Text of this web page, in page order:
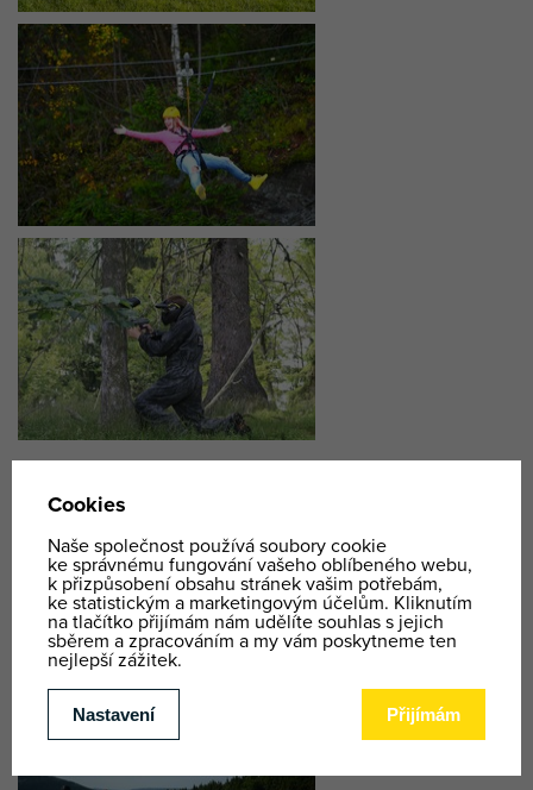
nejlepšího ze Špindlu
Krkonoš poblíž Špindlerovy boudy (zajištěná doprava)
odkud Vás čeká 10 kilometrů dlouhý sjezd na
koloběžkách do Špindlerova Mlýna. Adrenalin v žilách
Vám stoupne na zastávkách u obří houpačky nebo Zip
Line.